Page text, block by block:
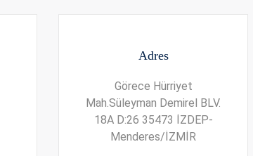
Adres
Görece Hürriyet
Mah.Süleyman Demirel BLV.
18A D:26 35473 İZDEP-
Menderes/İZMİR